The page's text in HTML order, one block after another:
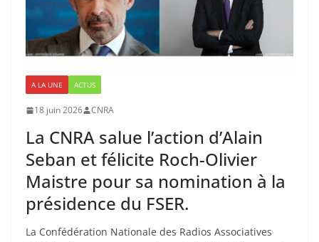
A LA UNE ACTUS
18 juin 2026 CNRA
La CNRA salue l’action d’Alain
Seban et félicite Roch-Olivier
Maistre pour sa nomination à la
présidence du FSER.
La Confédération Nationale des Radios Associatives